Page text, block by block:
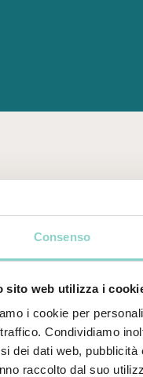
Consenso
sito web utilizza i
i cookie per
Condividiamo
dei dati web,
raccolto dal suo